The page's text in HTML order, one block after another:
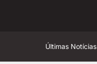
Últimas Notícias